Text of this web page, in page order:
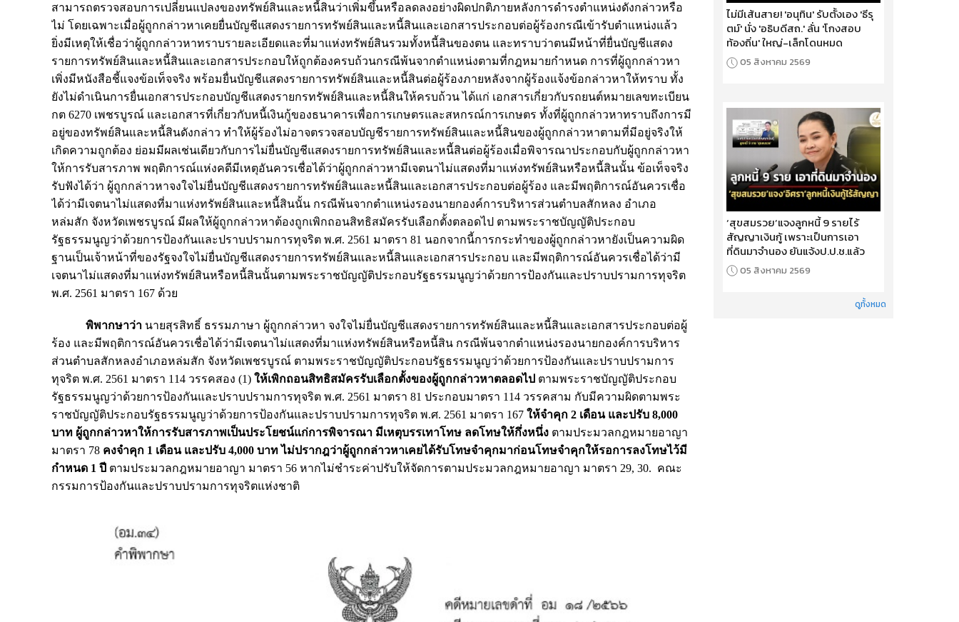
สามารถตรวจสอบการเปลี่ยนแปลงของทรัพย์สินและหนี้สินว่าเพิ่มขึ้นหรือลดลงอย่างผิดปกติภายหลังการดำรงตำแหน่งดังกล่าวหรือ
ไม่ โดยเฉพาะเมื่อผู้ถูกกล่าวหาเคยยื่นบัญชีแสดงรายการทรัพย์สินและหนี้สินและเอกสารประกอบต่อผู้ร้องกรณีเข้ารับตำแหน่งแล้ว
ยิ่งมีเหตุให้เชื่อว่าผู้ถูกกล่าวหาทราบรายละเอียดและที่มาแห่งทรัพย์สินรวมทั้งหนี้สินของตน และทราบว่าตนมีหน้าที่ยื่นบัญชีแสดง
รายการทรัพย์สินและหนี้สินและเอกสารประกอบให้ถูกต้องครบถ้วนกรณีพ้นจากตำแหน่งตามที่กฎหมายกำหนด การที่ผู้ถูกกล่าวหา
เพิ่งมีหนังสือชี้แจงข้อเท็จจริง พร้อมยื่นบัญชีแสดงรายการทรัพย์สินและหนี้สินต่อผู้ร้องภายหลังจากผู้ร้องแจ้งข้อกล่าวหาให้ทราบ ทั้ง
ยังไม่ดำเนินการยื่นเอกสารประกอบบัญชีแสดงรายกรทรัพย์สินและหนี้สินให้ครบถ้วน ได้แก่ เอกสารเกี่ยวกับรถยนต์หมายเลขทะเบียน
กต 6270 เพชรบูรณ์ และเอกสารที่เกี่ยวกับหนี้เงินกู้ของธนาคารเพื่อการเกษตรและสหกรณ์การเกษตร ทั้งที่ผู้ถูกกล่าวหาทราบถึงการมี
อยู่ของทรัพย์สินและหนี้สินดังกล่าว ทำให้ผู้ร้องไม่อาจตรวจสอบบัญชีรายการทรัพย์สินและหนี้สินของผู้ถูกกล่าวหาตามที่มีอยู่จริงให้
เกิดความถูกต้อง ย่อมมีผลเช่นเดียวกับการไม่ยื่นบัญชีแสดงรายการทรัพย์สินและหนี้สินต่อผู้ร้องเมื่อพิจารณาประกอบกับผู้ถูกกล่าวหา
ให้การรับสารภาพ พฤติการณ์แห่งคดีมีเหตุอันควรเชื่อได้ว่าผู้ถูกกล่าวหามีเจตนาไม่แสดงที่มาแห่งทรัพย์สินหรือหนี้สินนั้น ข้อเท็จจริง
รับฟังได้ว่า ผู้ถูกกล่าวหาจงใจไม่ยื่นบัญชีแสดงรายการทรัพย์สินและหนี้สินและเอกสารประกอบต่อผู้ร้อง และมีพฤติการณ์อันควรเชื่อ
ได้ว่ามีเจตนาไม่แสดงที่มาแห่งทรัพย์สินและหนี้สินนั้น กรณีพ้นจากตำแหน่งรองนายกองค์การบริหารส่วนตำบลสักหลง อำเภอ
หล่มสัก จังหวัดเพชรบูรณ์ มีผลให้ผู้ถูกกล่าวหาต้องถูกเพิกถอนสิทธิสมัครรับเลือกตั้งตลอดไป ตามพระราชบัญญัติประกอบ
รัฐธรรมนูญว่าด้วยการป้องกันและปราบปรามการทุจริต พ.ศ. 2561 มาตรา 81 นอกจากนี้การกระทำของผู้ถูกกล่าวหายังเป็นความผิด
ฐานเป็นเจ้าหน้าที่ของรัฐจงใจไม่ยื่นบัญชีแสดงรายการทรัพย์สินและหนี้สินและเอกสารประกอบ และมีพฤติการณ์อันควรเชื่อได้ว่ามี
เจตนาไม่แสดงที่มาแห่งทรัพย์สินหรือหนี้สินนั้นตามพระราชบัญญัติประกอบรัฐธรรมนูญว่าด้วยการป้องกันและปราบปรามการทุจริต
พ.ศ. 2561 มาตรา 167 ด้วย
พิพากษาว่า นายสุรสิทธิ์ ธรรมภาษา ผู้ถูกกล่าวหา จงใจไม่ยื่นบัญชีแสดงรายการทรัพย์สินและหนี้สินและเอกสารประกอบต่อผู้
ร้อง และมีพฤติการณ์อันควรเชื่อได้ว่ามีเจตนาไม่แสดงที่มาแห่งทรัพย์สินหรือหนี้สิน กรณีพ้นจากตำแหน่งรองนายกองค์การบริหาร
ส่วนตำบลสักหลงอำเภอหล่มสัก จังหวัดเพชรบูรณ์ ตามพระราชบัญญัติประกอบรัฐธรรมนูญว่าด้วยการป้องกันและปราบปรามการ
ทุจริต พ.ศ. 2561 มาตรา 114 วรรคสอง (1) ให้เพิกถอนสิทธิสมัครรับเลือกตั้งของผู้ถูกกล่าวหาตลอดไป ตามพระราชบัญญัติประกอบ
รัฐธรรมนูญว่าด้วยการป้องกันและปราบปรามการทุจริต พ.ศ. 2561 มาตรา 81 ประกอบมาตรา 114 วรรคสาม กับมีความผิดตามพระ
ราชบัญญัติประกอบรัฐธรรมนูญว่าด้วยการป้องกันและปราบปรามการทุจริต พ.ศ. 2561 มาตรา 167 ให้จำคุก 2 เดือน และปรับ 8,000
บาท ผู้ถูกกล่าวหาให้การรับสารภาพเป็นประโยชน์แก่การพิจารณา มีเหตุบรรเทาโทษ ลดโทษให้กึ่งหนึ่ง ตามประมวลกฎหมายอาญา
มาตรา 78 คงจำคุก 1 เดือน และปรับ 4,000 บาท ไม่ปรากฎว่าผู้ถูกกล่าวหาเคยได้รับโทษจำคุกมาก่อนโทษจำคุกให้รอการลงโทษไว้มี
กำหนด 1 ปี ตามประมวลกฎหมายอาญา มาตรา 56 หากไม่ชำระค่าปรับให้จัดการตามประมวลกฎหมายอาญา มาตรา 29, 30. คณะ
กรรมการป้องกันและปราบปรามการทุจริตแห่งชาติ
ไม่มีเส้นสาย! 'อนุทิน' รับตั้งเอง 'ธีรุ
ตม์' นั่ง 'อธิบดีสถ.' ลั่น 'โกงสอบ
ท้องถิ่น' ใหญ่-เล็กโดนหมด
05 สิงหาคม 2569
‘สุขสมรวย’แจงลูกหนี้ 9 รายไร้
สัญญาเงินกู้ เพราะเป็นการเอา
ที่ดินมาจำนอง ยันแจ้งป.ป.ช.แล้ว
05 สิงหาคม 2569
ดูทั้งหมด